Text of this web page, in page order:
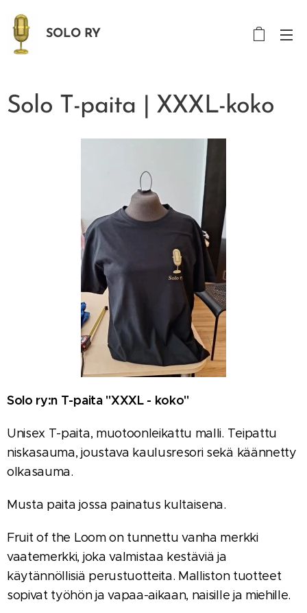
SOLO RY
Solo T-paita | XXXL-koko
Solo ry:n T-paita "XXXL - koko"
Unisex T-paita, muotoonleikattu malli. Teipattu
niskasauma, joustava kaulusresori sekä käännetty
olkasauma.
Musta paita jossa painatus kultaisena.
Fruit of the Loom on tunnettu vanha merkki
vaatemerkki, joka valmistaa kestäviä ja
käytännöllisiä perustuotteita. Malliston tuotteet
sopivat työhön ja vapaa-aikaan, naisille ja miehille.